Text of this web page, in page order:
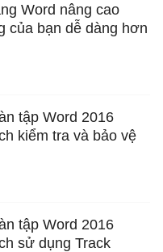
Word nâng cao
của bạn dễ dàng hơn
tập Word 2016
kiểm tra và bảo vệ
tập Word 2016
sử dụng Track